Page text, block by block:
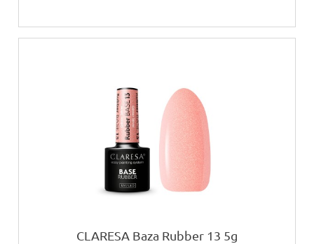
CLARESA Baza Rubber 13 5g